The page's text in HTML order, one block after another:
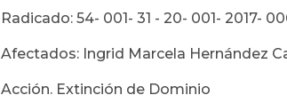
Radicado: 54- 001- 31 - 20- 001- 2017-
Afectados: Ingrid Marcela Hernández
Acción. Extinción de Dominio